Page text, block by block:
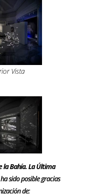
Vista
la Bahía. La Última
sido posible gracias
de: